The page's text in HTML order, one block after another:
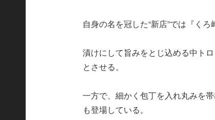
自身の名を冠した“新店”では『く
漬けにして旨みをとじ込める中ト
とさせる。
一方で、細かく包丁を入れ丸みを
も登場している。